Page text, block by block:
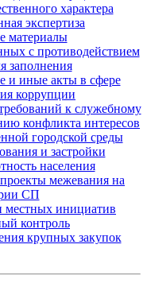
характера
экспертиза
материалы
с противодействием
заполнения
и иные акты в сфере
коррупции
к служебному
конфликта интересов
городской среды
и застройки
населения
межевания на
СП
местных инициатив
контроль
крупных закупок